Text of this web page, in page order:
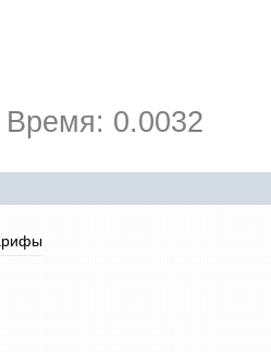
Время: 0.0032